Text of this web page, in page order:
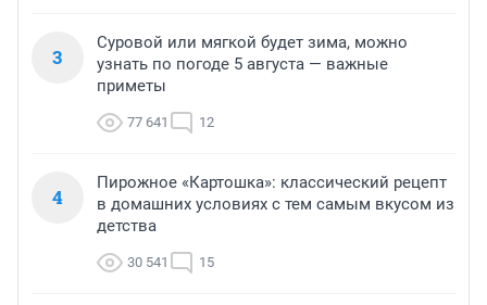
3
Суровой или мягкой будет зима, можно
узнать по погоде 5 августа — важные
приметы
77 641 12
4
Пирожное «Картошка»: классический рецепт
в домашних условиях с тем самым вкусом из
детства
30 541 15